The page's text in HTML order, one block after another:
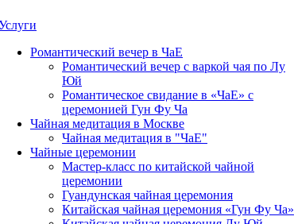
Романтический вечер в ЧаЕ
Романтический вечер с варкой чая по Лу
Юй
Романтическое свидание в «ЧаЕ» с
церемонией Гун Фу Ча
Чайная медитация в Москве
Чайная медитация в "ЧаЕ"
Чайные церемонии
Мастер-класс по китайской чайной
церемонии
Гуандунская чайная церемония
Китайская чайная церемония «Гун Фу Ча»